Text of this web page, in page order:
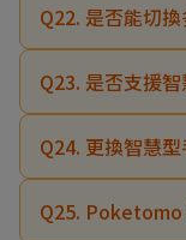
Q22. 是否能切
Q23. 是否支援
Q24. 更換智慧
Q25. Poketomo